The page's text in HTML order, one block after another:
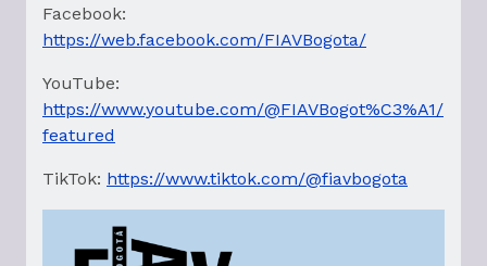
Facebook:
https://web.facebook.com/FIAVBogota/
YouTube:
https://www.youtube.com/@FIAVBogot%C3%A1/
featured
TikTok: https://www.tiktok.com/@fiavbogota